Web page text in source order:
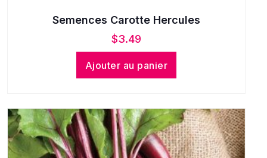
Semences Carotte Hercules
$3.49
Ajouter au panier